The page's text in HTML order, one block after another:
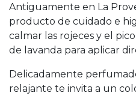
Antiguamente en La
producto de cuidado e
calmar las rojeces y el
de lavanda para aplicar
Delicadamente
relajante te invita a un